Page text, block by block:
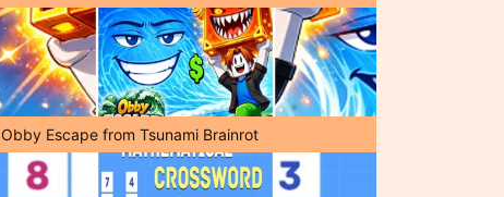
Obby Escape from Tsunami Brainrot